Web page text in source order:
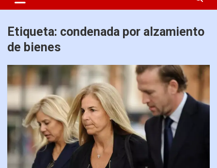
Etiqueta: condenada por alzamiento
de bienes